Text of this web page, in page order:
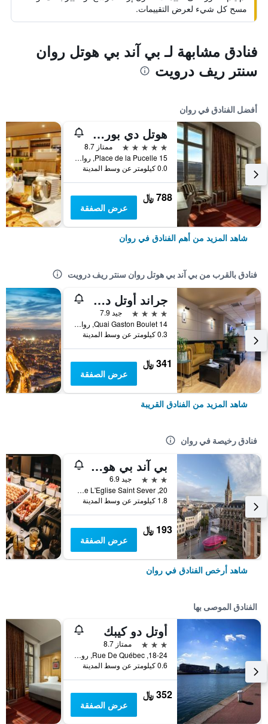
مسح كل شيء لعرض التقييمات.
فنادق مشابهة لـ بي آند بي هوتل روان
سنتر ريف درويت
أفضل الفنادق في روان
هوتل دي بورجزارولد، أوتوجراف كولكشن
5 نجوم
ممتاز 8.7
15 Place de la Pucelle, روان, نورماندي, فرنسا
0.0 كيلومتر عن وسط المدينة
788 ﷼
عرض الصفقة
شاهد المزيد من أهم الفنادق في روان
فنادق بالقرب من بي آند بي هوتل روان سنتر ريف درويت
جراند أوتل دي لا سين
4 نجوم
جيد 7.9
14 Quai Gaston Boulet, روان, نورماندي, فرنسا
0.3 كيلومتر عن وسط المدينة
341 ﷼
عرض الصفقة
شاهد المزيد من الفنادق القريبة
فنادق رخيصة في روان
بي آند بي هوتل روان سنتر
3 نجوم
جيد 6.9
20, Place De L'Eglise Saint Sever, روان, نورماندي, فرنسا
1.8 كيلومتر عن وسط المدينة
193 ﷼
عرض الصفقة
شاهد أرخص الفنادق في روان
الفنادق الموصى بها
أوتل دو كيبك
3 نجوم
ممتاز 8.7
18-24, Rue De Québec, روان, نورماندي, فرنسا
0.6 كيلومتر عن وسط المدينة
352 ﷼
عرض الصفقة